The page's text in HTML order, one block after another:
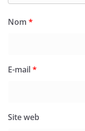
Nom *
E-mail*
Site web